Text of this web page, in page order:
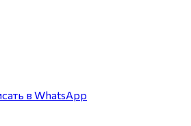
в WhatsApp